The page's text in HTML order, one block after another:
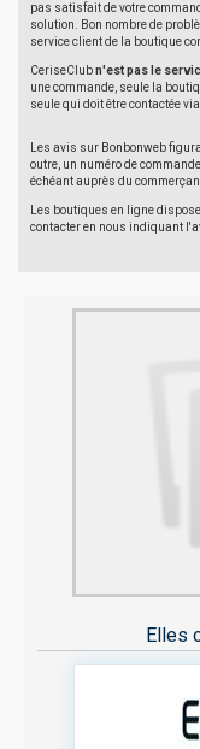
pas satisfait de votre
solution. Bon nombre de
service client de la boutique
CeriseClubn'est pas le
une commande, seule la
seule qui doit être contactée
Les avis sur Bonbonweb
outre, un numéro de
échéant auprès du
Les boutiques en ligne
contacter en nous indiquant
Elles